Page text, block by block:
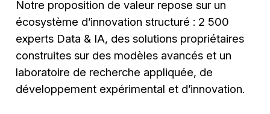
Notre proposition de valeur repose sur un
écosystème d’innovation structuré : 2 500
experts Data & IA, des solutions propriétaires
construites sur des modèles avancés et un
laboratoire de recherche appliquée, de
développement expérimental et d’innovation.